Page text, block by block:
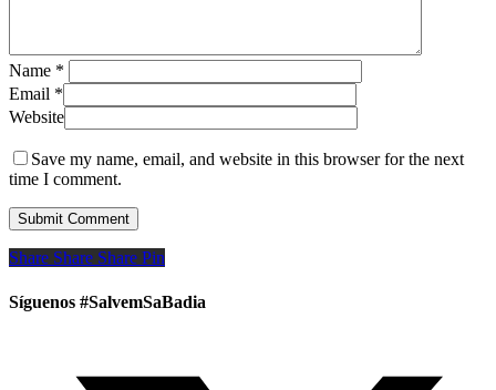
Name *
Email *
Website
Save my name, email, and website in this browser for the next
time I comment.
Share
Share Share Share Pin
Síguenos #SalvemSaBadia